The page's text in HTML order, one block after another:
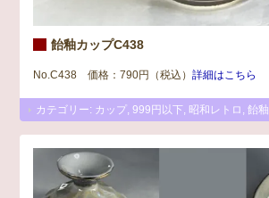
飴釉カップC438
No.C438 価格：790円（税込）詳細はこちら
カテゴリー: カップ ,999円以下 昭和レトロ ,飴釉